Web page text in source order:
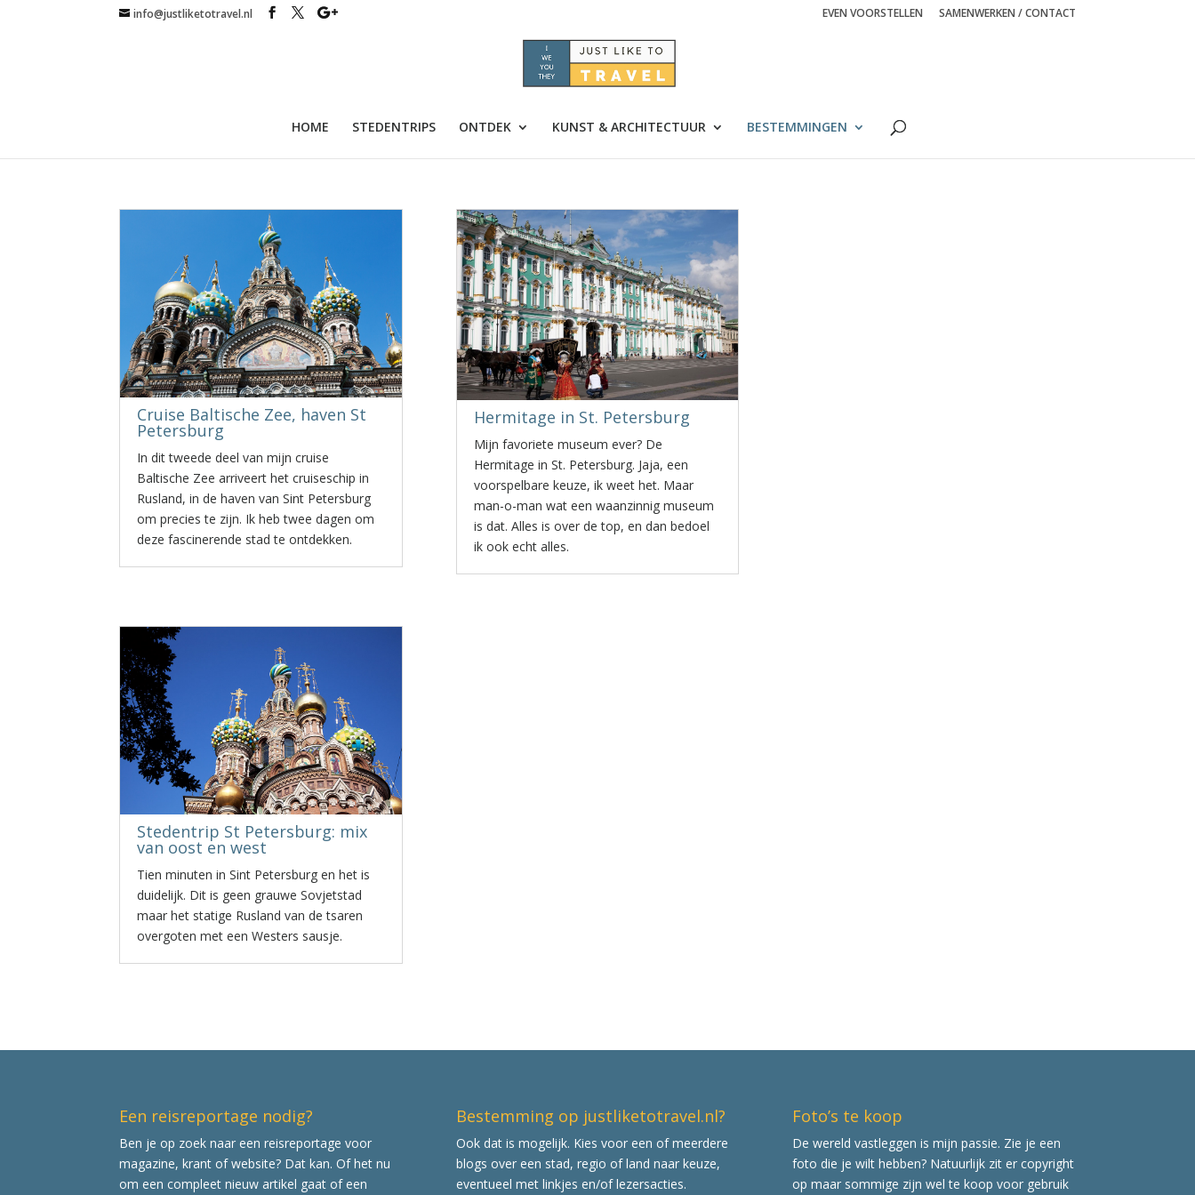
info@justliketotravel.nl EVEN VOORSTELLEN SAMENWERKEN / CONTACT
HOME STEDENTRIPS ONTDEK KUNST & ARCHITECTUUR BESTEMMINGEN
Cruise Baltische Zee, haven St
Petersburg
In dit tweede deel van mijn cruise
Baltische Zee arriveert het cruiseschip in
Rusland, in de haven van Sint Petersburg
om precies te zijn. Ik heb twee dagen om
deze fascinerende stad te ontdekken.
Stedentrip St Petersburg: mix
van oost en west
Tien minuten in Sint Petersburg en het is
duidelijk. Dit is geen grauwe Sovjetstad
maar het statige Rusland van de tsaren
overgoten met een Westers sausje.
Hermitage in St. Petersburg
Mijn favoriete museum ever? De
Hermitage in St. Petersburg. Jaja, een
voorspelbare keuze, ik weet het. Maar
man-o-man wat een waanzinnig museum
is dat. Alles is over de top, en dan bedoel
ik ook echt alles.
Een reisreportage nodig?
Ben je op zoek naar een reisreportage voor
magazine, krant of website? Dat kan. Of het nu
om een compleet nieuw artikel gaat of een
Bestemming op justliketotravel.nl?
Ook dat is mogelijk. Kies voor een of meerdere
blogs over een stad, regio of land naar keuze,
eventueel met linkjes en/of lezersacties.
Foto’s te koop
De wereld vastleggen is mijn passie. Zie je een
foto die je wilt hebben? Natuurlijk zit er copyright
op maar sommige zijn wel te koop voor gebruik